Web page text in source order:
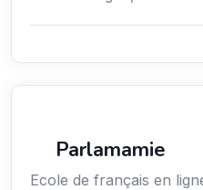
Parlamamie
Ecole de français en